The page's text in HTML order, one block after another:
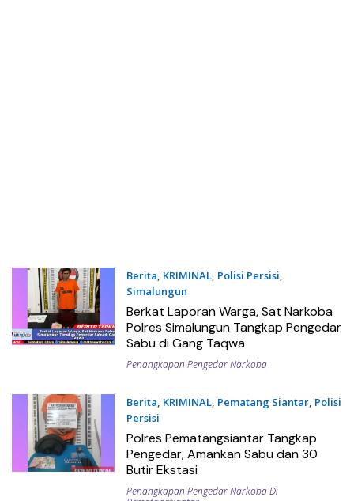
Berita, KRIMINAL, Polisi Persisi,
Simalungun
27/07/2025
Berkat Laporan Warga, Sat Narkoba
Polres Simalungun Tangkap Pengedar
Sabu di Gang Taqwa
Penangkapan Pengedar Narkoba
Berita, KRIMINAL, Pematang Siantar, Polisi
Persisi
17/07/2025
Polres Pematangsiantar Tangkap
Pengedar, Amankan Sabu dan 30
Butir Ekstasi
Penangkapan Pengedar Narkoba Di